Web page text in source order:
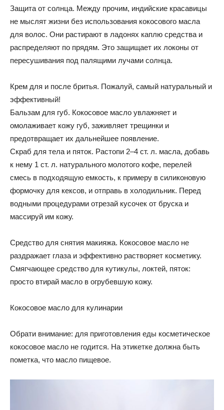
Защита от солнца. Между прочим, индийские красавицы
не мыслят жизни без использования кокосового масла
для волос. Они растирают в ладонях каплю средства и
распределяют по прядям. Это защищает их локоны от
пересушивания под палящими лучами солнца.
Крем для и после бритья. Пожалуй, самый натуральный и
эффективный!
Бальзам для губ. Кокосовое масло увлажняет и
омолаживает кожу губ, заживляет трещинки и
предотвращает их дальнейшее появление.
Скраб для тела и пяток. Растопи 2–4 ст. л. масла, добавь
к нему 1 ст. л. натурального молотого кофе, перелей
смесь в подходящую емкость, к примеру в силиконовую
формочку для кексов, и отправь в холодильник. Перед
водными процедурами отрезай кусочек от бруска и
массируй им кожу.
Средство для снятия макияжа. Кокосовое масло не
раздражает глаза и эффективно растворяет косметику.
Смягчающее средство для кутикулы, локтей, пяток:
просто втирай масло в огрубевшую кожу.
Кокосовое масло для кулинарии
Обрати внимание: для приготовления еды косметическое
кокосовое масло не годится. На этикетке должна быть
пометка, что масло пищевое.